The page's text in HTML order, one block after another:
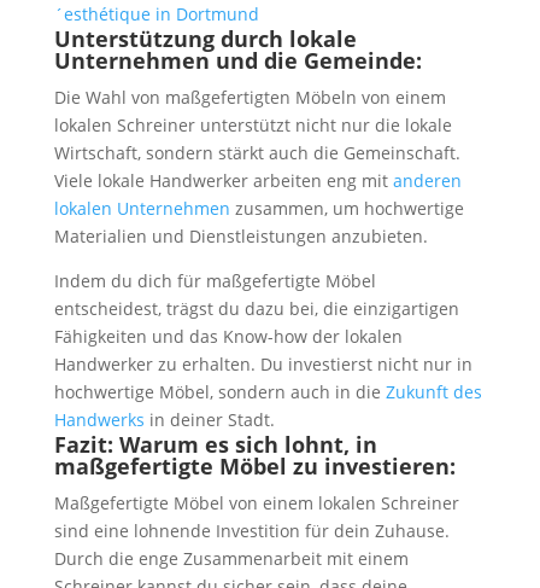
´esthétique in Dortmund
Unterstützung durch lokale
Unternehmen und die Gemeinde:
Die Wahl von maßgefertigten Möbeln von einem
lokalen Schreiner unterstützt nicht nur die lokale
Wirtschaft, sondern stärkt auch die Gemeinschaft.
Viele lokale Handwerker arbeiten eng mit anderen
lokalen Unternehmen zusammen, um hochwertige
Materialien und Dienstleistungen anzubieten.
Indem du dich für maßgefertigte Möbel
entscheidest, trägst du dazu bei, die einzigartigen
Fähigkeiten und das Know-how der lokalen
Handwerker zu erhalten. Du investierst nicht nur in
hochwertige Möbel, sondern auch in die Zukunft des
Handwerks in deiner Stadt.
Fazit: Warum es sich lohnt, in
maßgefertigte Möbel zu investieren:
Maßgefertigte Möbel von einem lokalen Schreiner
sind eine lohnende Investition für dein Zuhause.
Durch die enge Zusammenarbeit mit einem